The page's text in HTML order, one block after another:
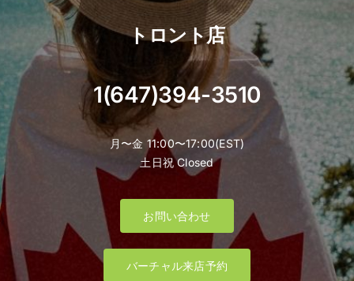
トロント店
1(647)394-3510
月〜金 11:00〜17:00(EST)
土日祝 Closed
お問い合わせ
バーチャル来店予約